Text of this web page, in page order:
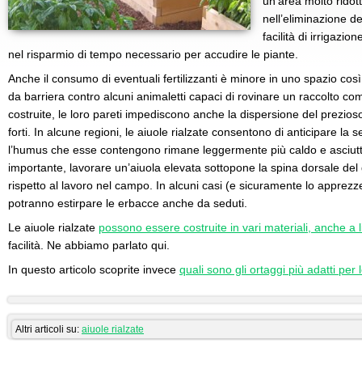
nell’eliminazione
facilità di
nel risparmio di tempo necessario per accudire le piante.
Anche il consumo di eventuali fertilizzanti è minore in uno spazio
da barriera contro alcuni animaletti capaci di rovinare un raccolto
costruite, le loro pareti impediscono anche la dispersione del
forti. In alcune regioni, le aiuole rialzate consentono di anticipare la
l’humus che esse contengono rimane leggermente più caldo e
importante, lavorare un’aiuola elevata sottopone la spina dorsale
rispetto al lavoro nel campo. In alcuni casi (e sicuramente lo
potranno estirpare le erbacce anche da seduti.
Le aiuole rialzate possono essere costruite in vari materiali, anche a
facilità. Ne abbiamo parlato qui.
In questo articolo scoprite invece quali sono gli ortaggi più adatti per
Altri articoli su: aiuole rialzate